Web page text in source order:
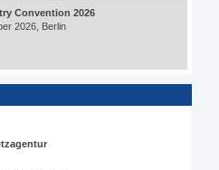
Convention 2026
2026, Berlin